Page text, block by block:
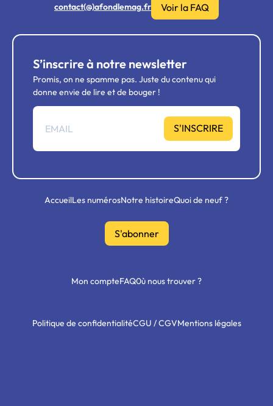
contact(@)afondlemag.fr Voir la FAQ
AccueilLes numérosNotre histoireQuoi de neuf ?
S'abonner
Mon compteFAQ0ù nous trouver ?
Politique de confidentialitéCGU / CGVMentions légales
S’inscrire à notre newsletter
Promis, on ne spamme pas. Juste du contenu qui
donne envie de lire et de bouger !
S'INSCRIRE